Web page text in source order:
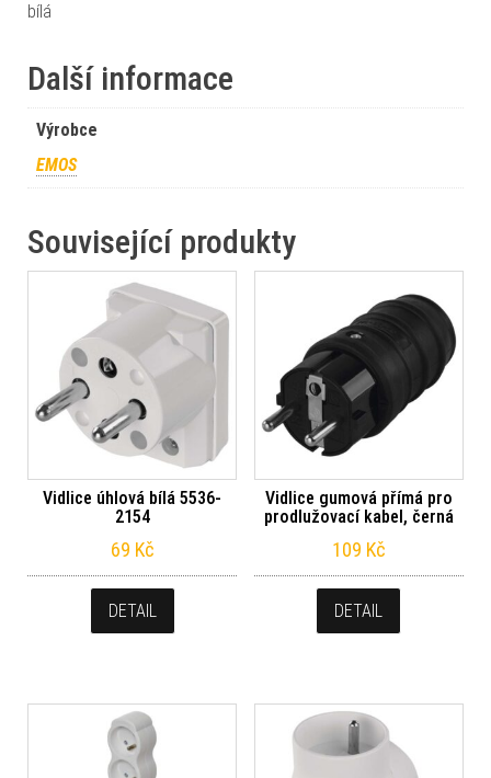
bílá
Další informace
Výrobce
EMOS
Související produkty
Vidlice úhlová bílá 5536-
2154
69 Kč
DETAIL
Vidlice gumová přímá pro
prodlužovací kabel, černá
109 Kč
DETAIL